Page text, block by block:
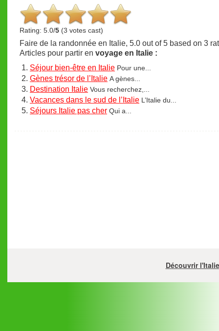
Rating: 5.0/5 (3 votes cast)
Faire de la randonnée en Italie, 5.0 out of5 based on 3
Articles pour partir en voyage en Italie :
Séjour bien-être en Italie Pour une...
Gènes trésor de l’Italie A gènes...
Destination Italie Vous recherchez,...
Vacances dans le sud de l’Italie L’Italie du...
Séjours Italie pas cher Qui a...
Découvrir